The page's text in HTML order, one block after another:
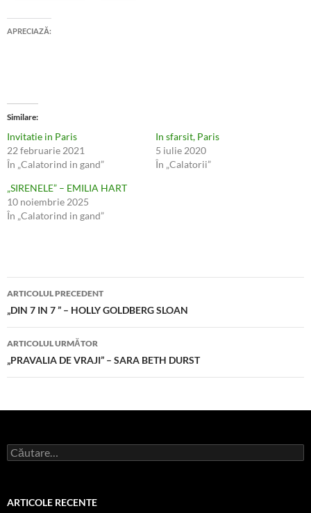
APRECIAZĂ:
Similare
Invitatie in Paris
22 februarie 2021
În „Calatorind in gand”
In sfarsit, Paris
5 iulie 2020
În „Calatorii”
„SIRENELE” – EMILIA HART
10 noiembrie 2025
În „Calatorind in gand”
Navigare
în
articole
ARTICOLUL PRECEDENT
„DIN 7 IN 7 ” – HOLLY GOLDBERG SLOAN
ARTICOLUL URMĂTOR
„PRAVALIA DE VRAJI” – SARA BETH DURST
Caută
după:
ARTICOLE RECENTE